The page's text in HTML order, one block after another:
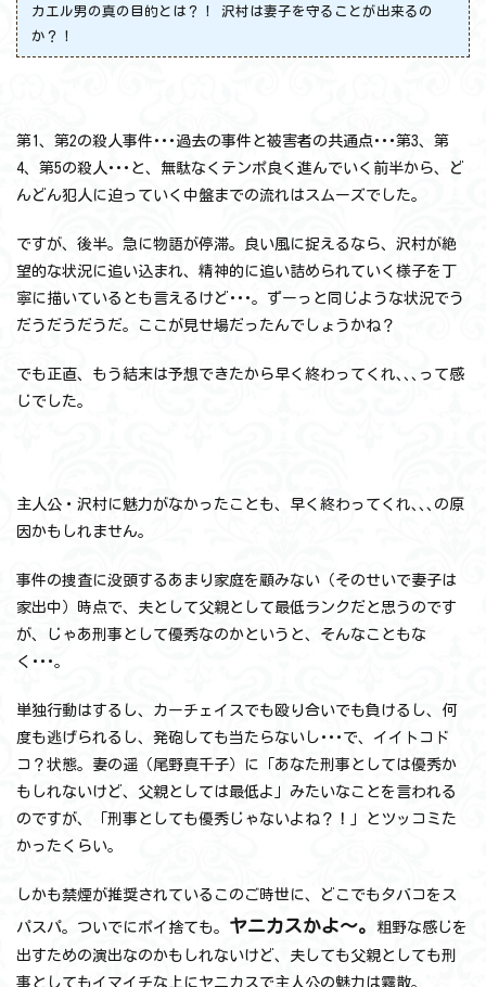
カエル男の真の目的とは？！ 沢村は妻子を守ることが出来るの
か？！
第1、第2の殺人事件･･･過去の事件と被害者の共通点･･･第3、第
4、第5の殺人･･･と、無駄なくテンポ良く進んでいく前半から、ど
んどん犯人に迫っていく中盤までの流れはスムーズでした。
ですが、後半。急に物語が停滞。良い風に捉えるなら、沢村が絶
望的な状況に追い込まれ、精神的に追い詰められていく様子を丁
寧に描いているとも言えるけど･･･。ずーっと同じような状況でう
だうだうだうだ。ここが見せ場だったんでしょうかね？
でも正直、もう結末は予想できたから早く終わってくれ､､､って感
じでした。
主人公・沢村に魅力がなかったことも、早く終わってくれ､､､の原
因かもしれません。
事件の捜査に没頭するあまり家庭を顧みない（そのせいで妻子は
家出中）時点で、夫として父親として最低ランクだと思うのです
が、じゃあ刑事として優秀なのかというと、そんなこともな
く･･･。
単独行動はするし、カーチェイスでも殴り合いでも負けるし、何
度も逃げられるし、発砲しても当たらないし･･･で、イイトコド
コ？状態。妻の遥（尾野真千子）に「あなた刑事としては優秀か
もしれないけど、父親としては最低よ」みたいなことを言われる
のですが、「刑事としても優秀じゃないよね？！」とツッコミた
かったくらい。
しかも禁煙が推奨されているこのご時世に、どこでもタバコをス
パスパ。ついでにポイ捨ても。 ヤニカスかよ～。
粗野な感じを
出すための演出なのかもしれないけど、夫しても父親としても刑
事としてもイマイチな上にヤニカスで主人公の魅力は霧散。